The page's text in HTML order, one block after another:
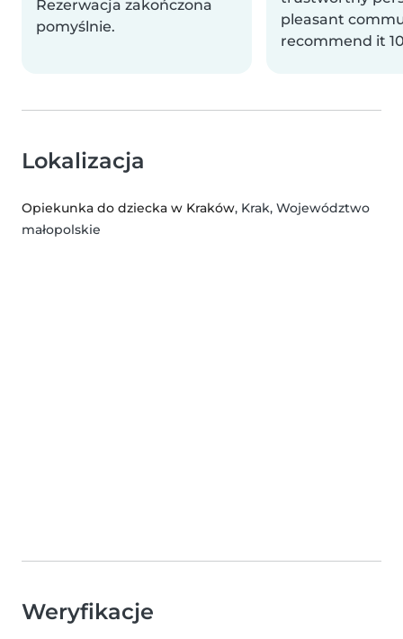
Rezerwacja zakończona
pomyślnie.
pleasant
recommend it
Lokalizacja
Opiekunka do dziecka w Kraków, Krak, Województwo
małopolskie
Weryfikacje